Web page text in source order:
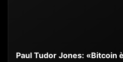
Paul Tudor Jones: «Bitcoin